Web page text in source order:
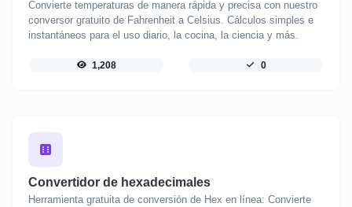
Convierte temperaturas de manera rápida y precisa con nuestro
conversor gratuito de Fahrenheit a Celsius. Cálculos simples e
instantáneos para el uso diario, la cocina, la ciencia y más.
1,208 0
Convertidor de hexadecimales
Herramienta gratuita de conversión de Hex en línea: Convierte